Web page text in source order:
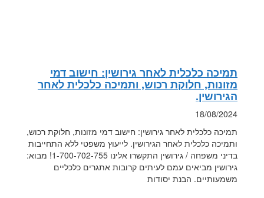
תמיכה כלכלית לאחר גירושין: חישוב דמי
מזונות, חלוקת רכוש, ותמיכה כלכלית לאחר
הגירושין.
18/08/2024
תמיכה כלכלית לאחר גירושין: חישוב דמי מזונות, חלוקת רכוש,
ותמיכה כלכלית לאחר הגירושין. לייעוץ משפטי ללא התחייבות
בדיני משפחה / גירושין התקשרו אלינו 1-700-702-755! מבוא:
גירושין מביאים עמם לעיתים קרובות אתגרים כלכליים
משמעותיים. הבנת יסודות